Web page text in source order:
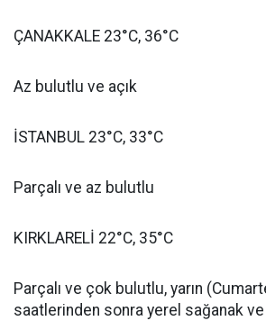
ÇANAKKALE 23°C, 36°C
Az bulutlu ve açık
İSTANBUL 23°C, 33°C
Parçalı ve az bulutlu
KIRKLARELİ 22°C, 35°C
Parçalı ve çok bulutlu, yarın
saatlerinden sonra yerel sağanak